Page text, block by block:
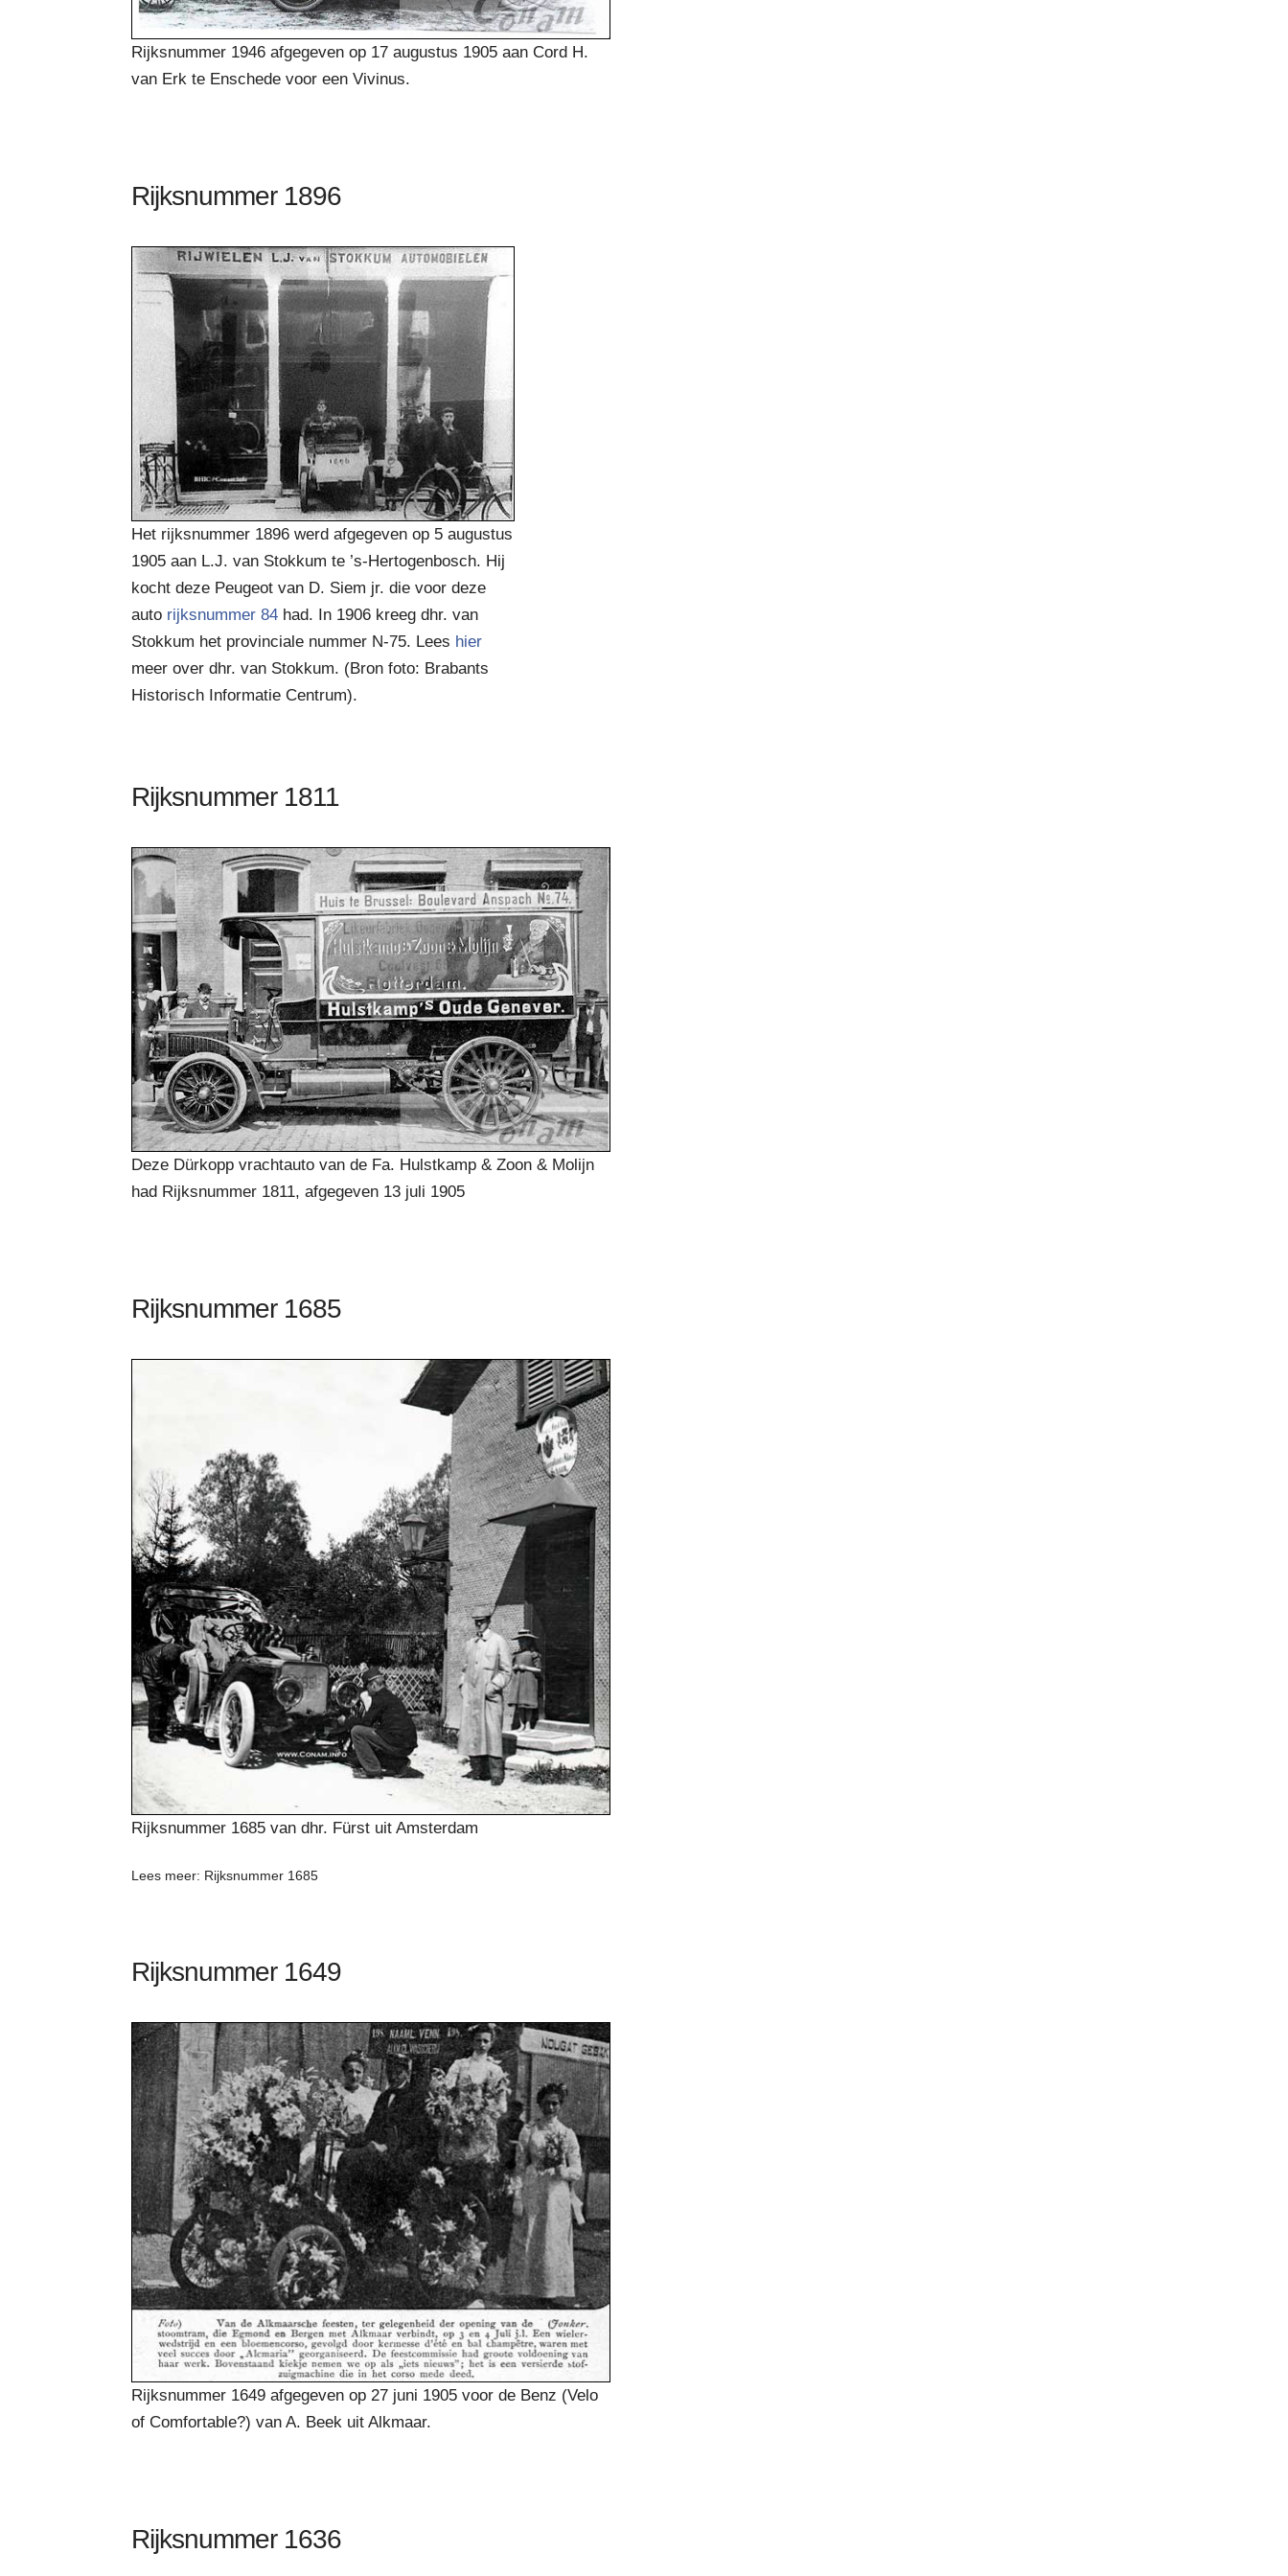
Rijksnummer 1946 afgegeven op 17 augustus 1905 aan Cord H.
van Erk te Enschede voor een Vivinus.
Rijksnummer 1896
Het rijksnummer 1896 werd afgegeven op 5 augustus
1905 aan L.J. van Stokkum te ’s-Hertogenbosch. Hij
kocht deze Peugeot van D. Siem jr. die voor deze
auto rijksnummer 84 had. In 1906 kreeg dhr. van
Stokkum het provinciale nummer N-75. Lees hier
meer over dhr. van Stokkum. (Bron foto: Brabants
Historisch Informatie Centrum).
Rijksnummer 1811
Deze Dürkopp vrachtauto van de Fa. Hulstkamp & Zoon & Molijn
had Rijksnummer 1811, afgegeven 13 juli 1905
Rijksnummer 1685
Rijksnummer 1685 van dhr. Fürst uit Amsterdam
Lees meer: Rijksnummer 1685
Rijksnummer 1649
Rijksnummer 1649 afgegeven op 27 juni 1905 voor de Benz (Velo
of Comfortable?) van A. Beek uit Alkmaar.
Rijksnummer 1636